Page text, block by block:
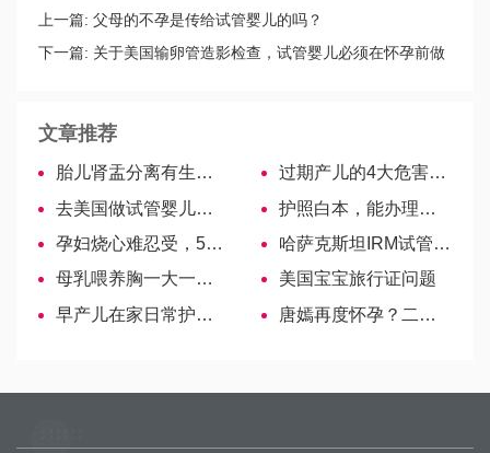
上一篇: 父母的不孕是传给试管婴儿的吗？
下一篇: 关于美国输卵管造影检查，试管婴儿必须在怀孕前做
文章推荐
胎儿肾盂分离有生女孩的吗？是不是只有怀男孩会发生？
过期产儿的4大危害都得重视，及时治疗才能避免后遗症
去美国做试管婴儿，是不是就不用做唐氏筛查了?
护照白本，能办理赴美生子签证吗？
孕妇烧心难忍受，5招教你快速有效缓解症状-哈萨克斯坦试管婴儿
哈萨克斯坦IRM试管医院
母乳喂养胸一大一小的原因汇总，宝妈们要及时调整
美国宝宝旅行证问题
早产儿在家日常护理指南，各阶段喂养方式大不相同-美国试管婴儿
唐嫣再度怀孕？二胎的好处多多